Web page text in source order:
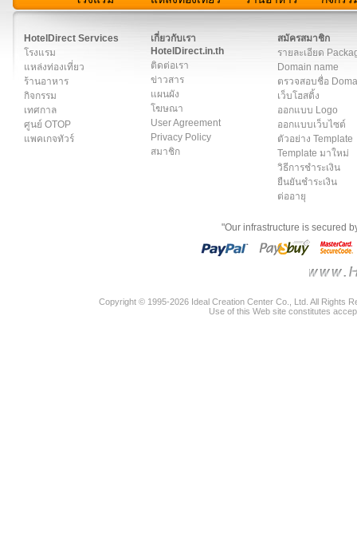
HotelDirect Services
โรงแรม
แหล่งท่องเที่ยว
ร้านอาหาร
กิจกรรม
เทศกาล
ศูนย์ OTOP
แพคเกจทัวร์
เกี่ยวกับเรา
HotelDirect.in.th
ติดต่อเรา
ข่าวสาร
แผนผัง
โฆษณา
User Agreement
Privacy Policy
สมาชิก
สมัครสมาชิก
รายละเอียด
Domain name
ตรวจสอบชื่อ
เว็บโฮสติ้ง
ออกแบบ Logo
ออกแบบเว็บไซต์
ตัวอย่าง Template
Template มาใหม่
วิธีการชำระเงิน
ยืนยันชำระเงิน
ต่ออายุ
"Our infrastructure is secured
Copyright © 1995-2026 Ideal Creation Center Co., Ltd. All Rights
Use of this Web site constitutes